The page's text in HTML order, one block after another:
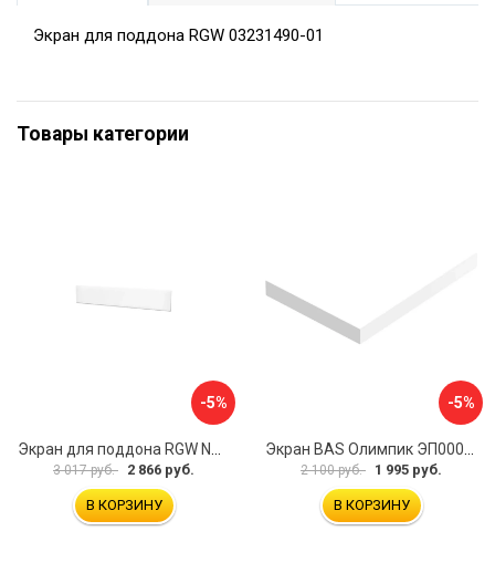
Экран для поддона RGW 03231490-01
Товары категории
-5%
3 017 руб. 2 866 руб.
В КОРЗИНУ
-5%
2 100 руб. 1 995 руб.
В КОРЗИНУ